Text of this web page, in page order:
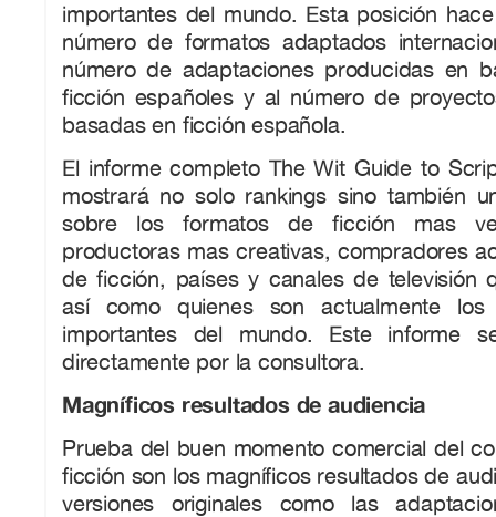
importantes del mundo. Esta posición
número de formatos adaptados
número de adaptaciones producidas en
ficción españoles y al número de
basadas en ficción española.
El informe completo The Wit Guide to
mostrará no solo rankings sino también
sobre los formatos de ficción mas
productoras mas creativas, compradores
de ficción, países y canales de televisión
así como quienes son actualmente los
importantes del mundo. Este informe
directamente por la consultora.
Magníficos resultados de audiencia
Prueba del buen momento comercial del
ficción son los magníficos resultados de
versiones originales como las